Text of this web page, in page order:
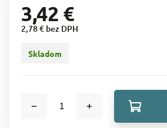
3,42 €
2,78 € bez DPH
Skladom